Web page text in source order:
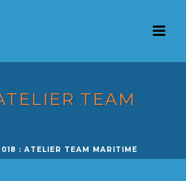
TEAM
: ATELIER TEAM MARITIME